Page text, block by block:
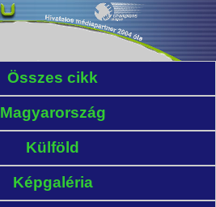
Összes cikk
Magyarország
Külföld
Képgaléria